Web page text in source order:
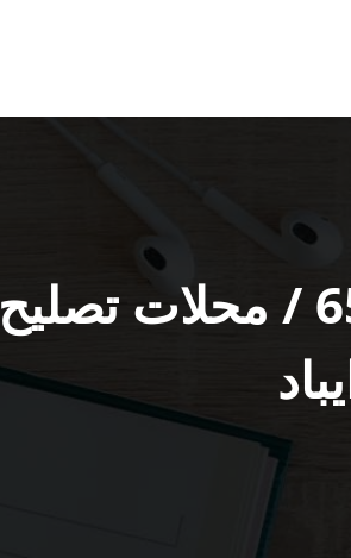
رقم محل تلفونات الفنطاس / 65522511 / محلات تصليح